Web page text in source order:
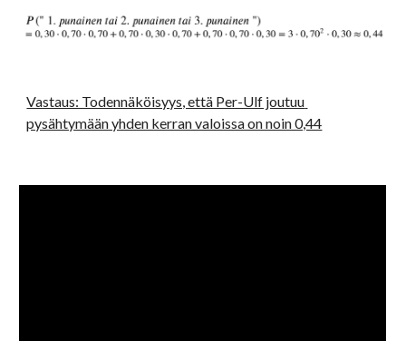
Vastaus: Todennäköisyys, että Per-Ulf joutuu
pysähtymään yhden kerran valoissa on noin 0,44